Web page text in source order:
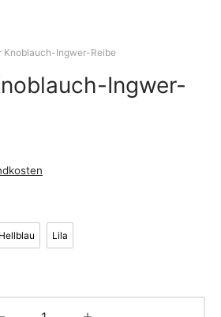
Knoblauch-Ingwer-Reibe
Ingwer-
Hellblau Lila